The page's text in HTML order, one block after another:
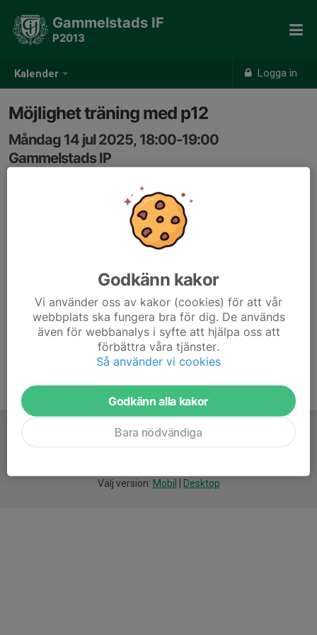
Kalender Logga in
Gammelstads IF
P2013
Möjlighet träning med p12
Måndag 14 jul 2025, 18:00-19:00
Gammelstads IP
Samling: 17:45, Kansliet
Måndagar 1800-1900 Fysträning löparskor på (Samling
1745 nere vid kansliet, om vi inte springer på
Välj version: Mobil Desktop
Godkänn kakor
Vi använder oss av kakor (cookies) för att vår
webbplats ska fungera bra för dig. De används
även för webbanalys i syfte att hjälpa oss att
förbättra våra tjänster.
Så använder vi cookies
Godkänn alla kakor
Bara nödvändiga